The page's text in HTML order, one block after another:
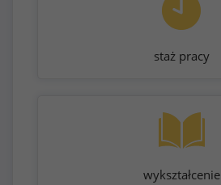
staż pracy
wykształcenie